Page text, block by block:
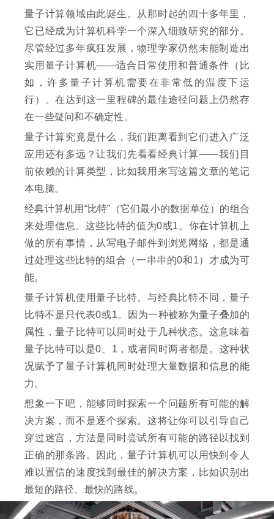
量子计算领域由此诞生。从那时起的四十多年里，
它已经成为计算机科学一个深入细致研究的部分。
尽管经过多年疯狂发展，物理学家仍然未能制造出
实用量子计算机——适合日常使用和普通条件（比
如，许多量子计算机需要在非常低的温度下运
行）。在达到这一里程碑的最佳途径问题上仍然存
在一些疑问和不确定性。
量子计算究竟是什么，我们距离看到它们进入广泛
应用还有多远？让我们先看看经典计算——我们目
前依赖的计算类型，比如我用来写这篇文章的笔记
本电脑。
经典计算机用“比特”（它们最小的数据单位）的组合
来处理信息。这些比特的值为0或1。你在计算机上
做的所有事情，从写电子邮件到浏览网络，都是通
过处理这些比特的组合（一串串的0和1）才成为可
能。
量子计算机使用量子比特。与经典比特不同，量子
比特不是只代表0或1。因为一种被称为量子叠加的
属性，量子比特可以同时处于几种状态。这意味着
量子比特可以是0、1，或者同时两者都是。这种状
况赋予了量子计算机同时处理大量数据和信息的能
力。
想象一下吧，能够同时探索一个问题所有可能的解
决方案，而不是逐个探索。这将让你可以引导自己
穿过迷宫，方法是同时尝试所有可能的路径以找到
正确的那条路。因此，量子计算机可以用快到令人
难以置信的速度找到最佳的解决方案，比如识别出
最短的路径、最快的路线。